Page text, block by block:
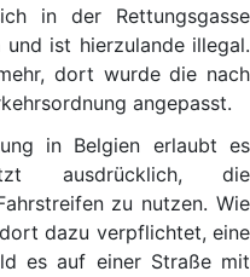
in der Rettungsgasse
ist hierzulande illegal.
dort wurde die nach
angepasst.
in Belgien erlaubt es
ausdrücklich, die
zu nutzen. Wie
dazu verpflichtet, eine
es auf einer Straße mit